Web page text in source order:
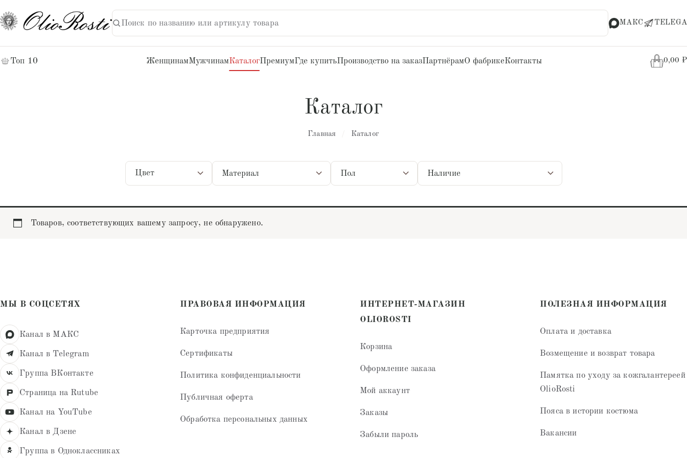
Поиск:
Поиск по названию или артикулу товара
НАЙТИ МАКС TELEGA
Топ 10 ЖенщинамМужчинамКаталогПремиумГде купитьПроизводство на заказПартнёрамО фабрикеКонтакты 0,00 ₽
Каталог
Главная Каталог
Цвет
Товаров, соответствующих вашему запросу, не обнаружено.
МЫ В СОЦСЕТЯХ
Канал в МАКС
Канал в Telegram
Группа ВКонтакте
Страница на Rutube
Канал на YouTube
Канал в Дзене
Группа в Одноклассниках
ПРАВОВАЯ ИНФОРМАЦИЯ
Карточка предприятия
Сертификаты
Политика конфиденциальности
Публичная оферта
Обработка персональных данных
ИНТЕРНЕТ-МАГАЗИН
OLIOROSTI
Корзина
Оформление заказа
Мой аккаунт
Заказы
Забыли пароль
ПОЛЕЗНАЯ ИНФОРМАЦИЯ
Оплата и доставка
Возмещение и возврат товара
Памятка по уходу за кожгалантереей
OlioRosti
Пояса в истории костюма
Вакансии